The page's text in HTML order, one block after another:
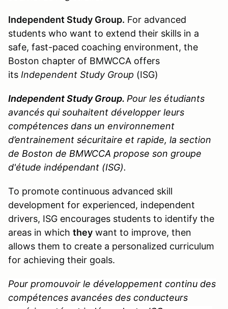
Independent Study Group. For advanced
students who want to extend their skills in a
safe, fast-paced coaching environment, the
Boston chapter of BMWCCA offers
its Independent Study Group (ISG)
Independent Study Group. Pour les étudiants
avancés qui souhaitent développer leurs
compétences dans un environnement
d’entrainement sécuritaire et rapide, la section
de Boston de BMWCCA propose son groupe
d'étude indépendant (ISG).
To promote continuous advanced skill
development for experienced, independent
drivers, ISG encourages students to identify the
areas in which they want to improve, then
allows them to create a personalized curriculum
for achieving their goals.
Pour promouvoir le développement continu des
compétences avancées des conducteurs